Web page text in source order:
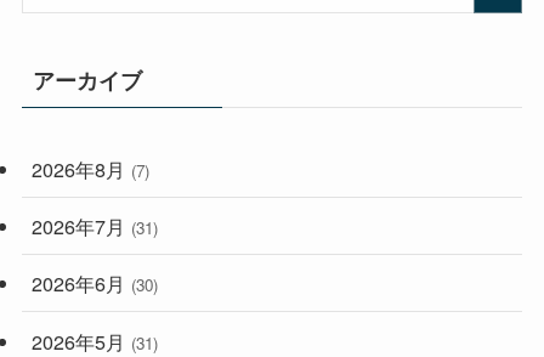
(33)
(248)
アーカイブ
2026年8月 (7)
2026年7月 (31)
2026年6月 (30)
2026年5月 (31)